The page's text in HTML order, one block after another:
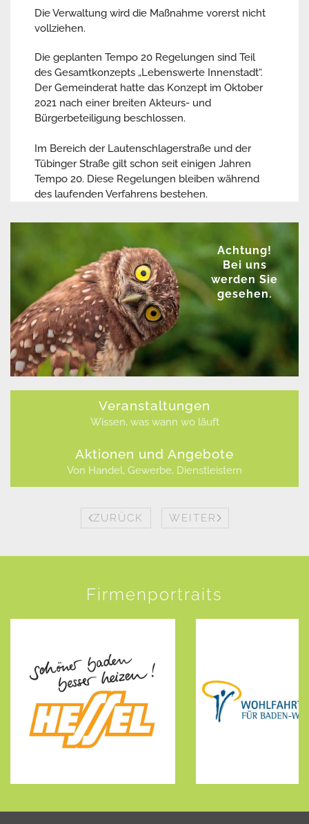
Die Verwaltung wird die Maßnahme vorerst nicht
vollziehen.
Die geplanten Tempo 20 Regelungen sind Teil
des Gesamtkonzepts „Lebenswerte Innenstadt“.
Der Gemeinderat hatte das Konzept im Oktober
2021 nach einer breiten Akteurs- und
Bürgerbeteiligung beschlossen.
Im Bereich der Lautenschlagerstraße und der
Tübinger Straße gilt schon seit einigen Jahren
Tempo 20. Diese Regelungen bleiben während
des laufenden Verfahrens bestehen.
Achtung!
Bei uns
werden Sie
gesehen.
Veranstaltungen
Wissen, was wann wo läuft
Aktionen und Angebote
Von Handel, Gewerbe, Dienstleistern
ZURÜCK WEITER
Firmenportraits